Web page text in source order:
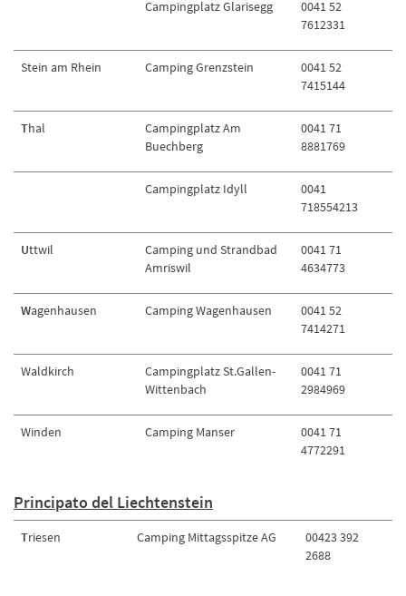
Campingplatz Glarisegg
0041 52
7612331
Stein am Rhein Camping Grenzstein
0041 52
7415144
Thal
Campingplatz Am
Buechberg
0041 71
8881769
Campingplatz Idyll
0041
718554213
Uttwil
Camping und Strandbad
Amriswil
0041 71
4634773
Wagenhausen Camping Wagenhausen
0041 52
7414271
Waldkirch
Campingplatz St.Gallen-
Wittenbach
0041 71
2984969
Winden Camping Manser
0041 71
4772291
Principato del Liechtenstein
Triesen Camping Mittagsspitze AG
00423 392
2688